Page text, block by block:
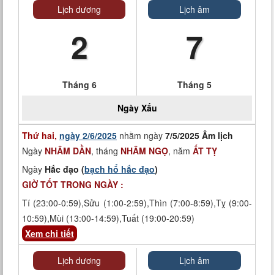
Lịch dương
2
Tháng 6
Lịch âm
7
Tháng 5
Ngày Xấu
Thứ hai, ngày 2/6/2025 nhằm ngày 7/5/2025 Âm lịch
Ngày NHÂM DẦN, tháng NHÂM NGỌ, năm ẤT TỴ
Ngày Hắc đạo (bạch hổ hắc đạo)
GIỜ TỐT TRONG NGÀY :
Tí (23:00-0:59),Sửu (1:00-2:59),Thìn (7:00-8:59),Tỵ (9:00-
10:59),Mùi (13:00-14:59),Tuất (19:00-20:59)
Xem chi tiết
Lịch dương Lịch âm